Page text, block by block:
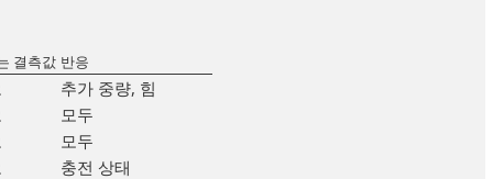
결측값 반응
추가 중량, 힘
모두
모두
충전 상태